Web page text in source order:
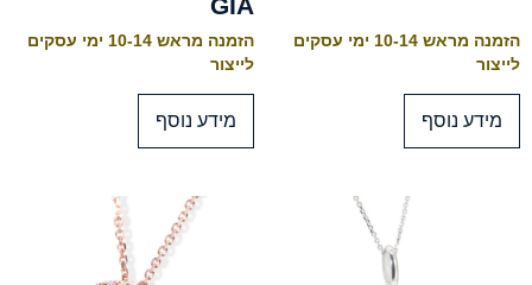
הזמנה מראש 10-14 ימי עסקים
לייצור
מידע נוסף
הזמנה מראש 10-14 ימי עסקים
לייצור
מידע נוסף